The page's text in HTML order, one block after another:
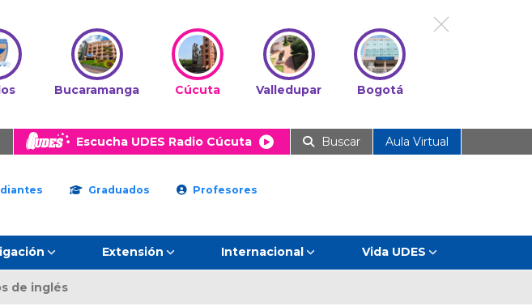
Bucaramanga Cúcuta Valledupar Bogotá
Escucha UDES Radio Cúcuta Buscar Aula Virtual
Graduados Profesores
Extensión Internacional Vida UDES
de inglés